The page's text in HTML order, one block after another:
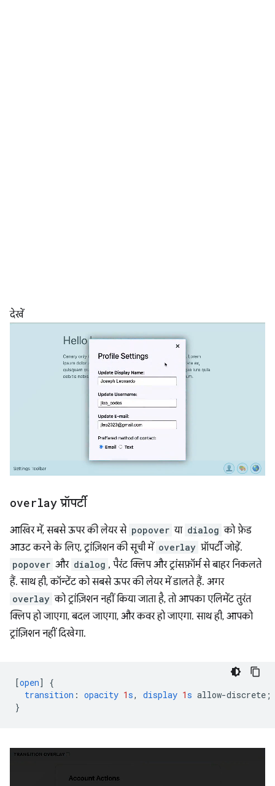
देखें
overlay प्रॉपर्टी
आखिर में, सबसे ऊपर की लेयर से popover या dialog को फ़ेड
आउट करने के लिए, ट्रांज़िशन की सूची में overlay प्रॉपर्टी जोड़ें.
popover और dialog , पैरंट क्लिप और ट्रांसफ़ॉर्म से बाहर निकलते
हैं. साथ ही, कॉन्टेंट को सबसे ऊपर की लेयर में डालते हैं. अगर
overlay को ट्रांज़िशन नहीं किया जाता है, तो आपका एलिमेंट तुरंत
क्लिप हो जाएगा, बदल जाएगा, और कवर हो जाएगा. साथ ही, आपको
ट्रांज़िशन नहीं दिखेगा.
[open]
{
transition : opacity 1s, display 1s allow-discrete ;
}